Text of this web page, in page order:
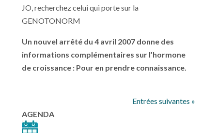
JO, recherchez celui qui porte sur la
GENOTONORM
Un nouvel arrêté du 4 avril 2007 donne des
informations complémentaires sur l’hormone
de croissance : Pour en prendre connaissance.
Entrées suivantes »
AGENDA